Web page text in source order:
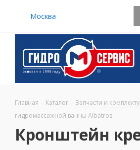
Москва
Главная - Каталог - Запчасти и
гидромассажной ванны Albatros
Кронштейн